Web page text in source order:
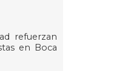
refuerzan
en Boca